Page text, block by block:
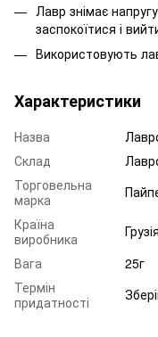
Лавр знімає
заспокоїтися і
Використовують
Характеристики
Назва
Склад
Торговельна
марка
Країна
виробника
Грузія
Вага
25г
Термін
придатності